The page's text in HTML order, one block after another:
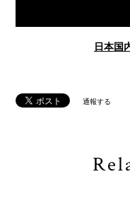
日本国
通報する